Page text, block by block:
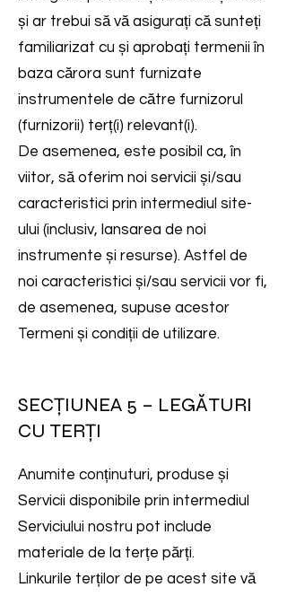
și ar trebui să vă asigurați că sunteți
familiarizat cu și aprobați termenii în
baza cărora sunt furnizate
instrumentele de către furnizorul
(furnizorii) terț(i) relevant(i).
De asemenea, este posibil ca, în
viitor, să oferim noi servicii și/sau
caracteristici prin intermediul site-
ului (inclusiv, lansarea de noi
instrumente și resurse). Astfel de
noi caracteristici și/sau servicii vor fi,
de asemenea, supuse acestor
Termeni și condiții de utilizare.
SECȚIUNEA 5 – LEGĂTURI
CU TERȚI
Anumite conținuturi, produse și
Servicii disponibile prin intermediul
Serviciului nostru pot include
materiale de la terțe părți.
Linkurile terților de pe acest site vă